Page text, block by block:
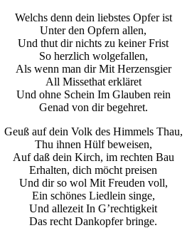
Welchs denn dein liebstes Opfer ist
Unter den Opfern allen,
Und thut dir nichts zu keiner Frist
So herzlich wolgefallen,
Als wenn man dir Mit Herzensgier
All Missethat erkläret
Und ohne Schein Im Glauben rein
Genad von dir begehret.
Geuß auf dein Volk des Himmels Thau,
Thu ihnen Hülf beweisen,
Auf daß dein Kirch, im rechten Bau
Erhalten, dich möcht preisen
Und dir so wol Mit Freuden voll,
Ein schönes Liedlein singe,
Und allezeit In G’rechtigkeit
Das recht Dankopfer bringe.